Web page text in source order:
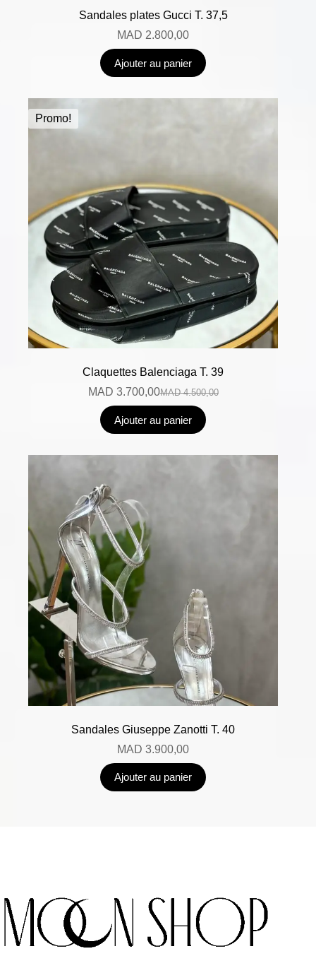
Sandales plates Gucci T. 37,5
MAD 2.800,00
Ajouter au panier
Promo!
Claquettes Balenciaga T. 39
MAD4.500,00
MAD 3.700,00
Ajouter au panier
Sandales Giuseppe Zanotti T. 40
MAD 3.900,00
Ajouter au panier